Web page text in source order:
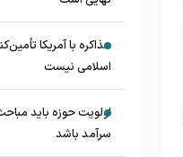
مذاکره با آمریکا
اسلامی نیست
اولویت حوزه باید
سرآمد باشد